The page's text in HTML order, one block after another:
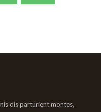
dis parturient montes,